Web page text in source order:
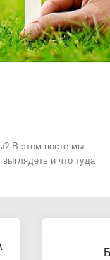
В этом посте мы
и что туда